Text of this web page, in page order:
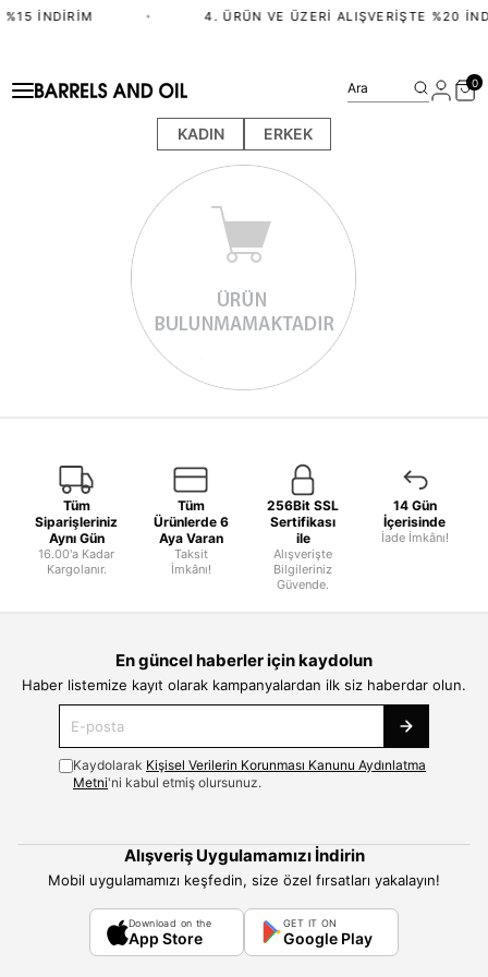
İNDIRIM • 4. ÜRÜN VE ÜZERI ALIŞVERIŞTE %20
KADIN ERKEK
Ara 0
Tüm
Siparişleriniz
Aynı Gün
16.00'a Kadar
Kargolanır.
Tüm
Ürünlerde 6
Aya Varan
Taksit
İmkânı!
256Bit SSL
Sertifikası
ile
Alışverişte
Bilgileriniz
Güvende.
14 Gün
İçerisinde
İade İmkânı!
En güncel haberler için kaydolun
Haber listemize kayıt olarak kampanyalardan ilk siz haberdar olun.
Kaydolarak Kişisel Verilerin Korunması Kanunu Aydınlatma
Metni'ni kabul etmiş olursunuz.
Alışveriş Uygulamamızı İndirin
Mobil uygulamamızı keşfedin, size özel fırsatları yakalayın!
Download on the
App Store
GET IT ON
Google Play